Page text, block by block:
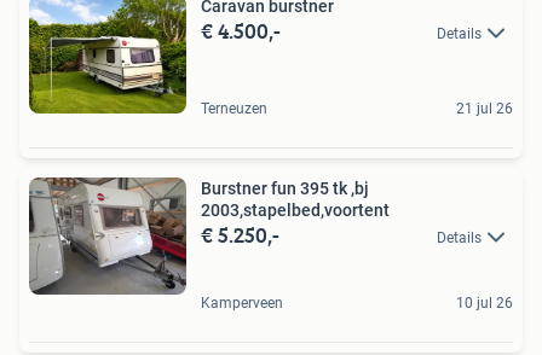
Caravan burstner
€ 4.500,- Details
Terneuzen 21 jul 26
Burstner fun 395 tk ,bj
2003,stapelbed,voortent
€ 5.250,- Details
Kamperveen 10 jul 26